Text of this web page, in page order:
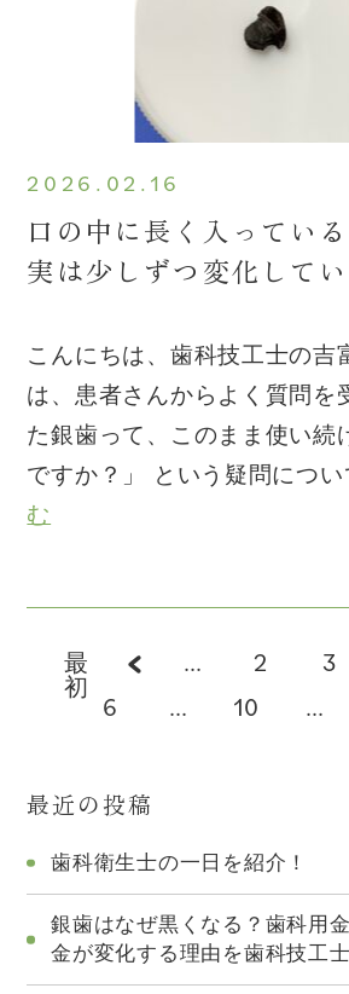
2026.02.16
口の中に長く入っている
実は少しずつ変化して
こんにちは、歯科技工士の吉
は、患者さんからよく質問を
た銀歯って、このまま使い続
ですか？」 という疑問につい
む
最
初
... 2 3
6
... 10 ...
最近の投稿
歯科衛生士の一日を紹介！
銀歯はなぜ黒くなる？歯科用
金が変化する理由を歯科技工